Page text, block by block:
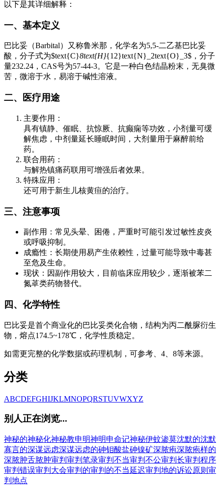
以下是其详细解释：
一、基本定义
巴比妥（Barbital）又称鲁米那，化学名为5,5-二乙基巴比妥
酸，分子式为$text{C}8text{H}{12}text{N}_2text{O}_3$，分子
量232.24，CAS号为57-44-3。它是一种白色结晶粉末，无臭微
苦，微溶于水，易溶于碱性溶液。
二、医疗用途
主要作用：
具有镇静、催眠、抗惊厥、抗癫痫等功效，小剂量可缓
解焦虑，中剂量延长睡眠时间，大剂量用于麻醉前给
药。
联合用药：
与解热镇痛药联用可增强后者效果。
特殊应用：
还可用于新生儿核黄疸的治疗。
三、注意事项
副作用：常见头晕、困倦，严重时可能引发过敏性皮炎
或呼吸抑制。
成瘾性：长期使用易产生依赖性，过量可能导致中毒甚
至危及生命。
现状：因副作用较大，目前临床应用较少，逐渐被苯二
氮䓬类药物替代。
四、化学特性
巴比妥是首个商业化的巴比妥类化合物，结构为丙二酰脲衍生
物，熔点174.5~178℃，化学性质稳定。
如需更完整的化学数据或药理机制，可参考、4、8等来源。
分类
ABCDEFGHIJKLMNOPQRSTUVWXYZ
别人正在浏览...
神秘的神秘化神秘教申明神明申命记神秘伊蚊渗莫沈默的沈默
寡言的深谋远虑深谋远虑的砷钼酸盐砷镍矿深脓疱深脓疱样的
深脓肿舌脓肿审判 审判笔录审判不当审判不公审判长审判程序
审判错误审判大会审判的审判的不当延迟审判地的诉讼原则 审
判地点